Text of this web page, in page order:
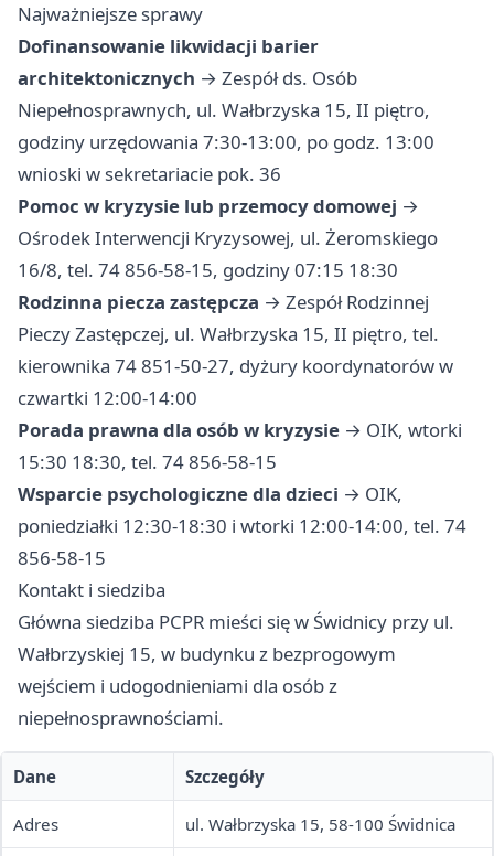
Najważniejsze sprawy
Dofinansowanie likwidacji barier
architektonicznych → Zespół ds. Osób
Niepełnosprawnych, ul. Wałbrzyska 15, II piętro,
godziny urzędowania 7:30-13:00, po godz. 13:00
wnioski w sekretariacie pok. 36
Pomoc w kryzysie lub przemocy domowej →
Ośrodek Interwencji Kryzysowej, ul. Żeromskiego
16/8, tel. 74 856-58-15, godziny 07:15 18:30
Rodzinna piecza zastępcza → Zespół Rodzinnej
Pieczy Zastępczej, ul. Wałbrzyska 15, II piętro, tel.
kierownika 74 851-50-27, dyżury koordynatorów w
czwartki 12:00-14:00
Porada prawna dla osób w kryzysie → OIK, wtorki
15:30 18:30, tel. 74 856-58-15
Wsparcie psychologiczne dla dzieci → OIK,
poniedziałki 12:30-18:30 i wtorki 12:00-14:00, tel. 74
856-58-15
Kontakt i siedziba
Główna siedziba PCPR mieści się w Świdnicy przy ul.
Wałbrzyskiej 15, w budynku z bezprogowym
wejściem i udogodnieniami dla osób z
niepełnosprawnościami.
Dane Szczegóły
Adres ul. Wałbrzyska 15, 58-100 Świdnica